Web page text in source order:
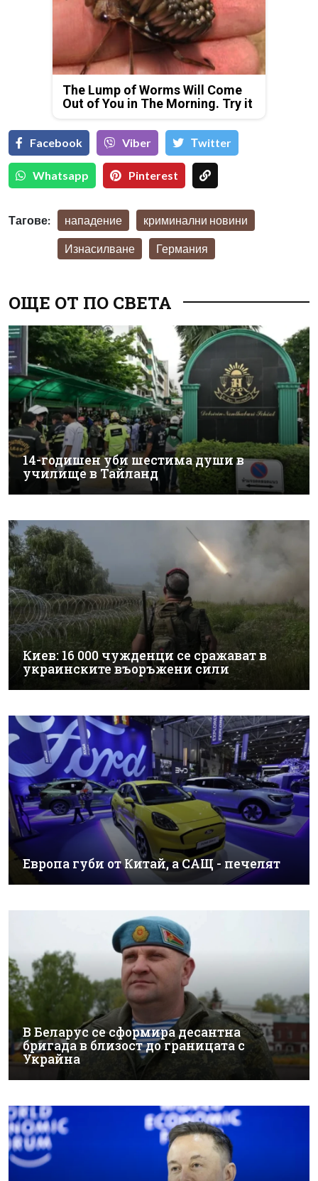
The Lump of Worms Will Come
Out of You in The Morning. Try it
Facebook Viber Тwitter
Whatsapp Pinterest
Тагове: нападение криминални новини
Изнасилване Германия
ОЩЕ ОТ ПО СВЕТА
14-годишен уби шестима души в
училище в Тайланд
Киев: 16 000 чужденци се сражават в
украинските въоръжени сили
Европа губи от Китай, а САЩ - печелят
В Беларус се сформира десантна
бригада в близост до границата с
Украйна